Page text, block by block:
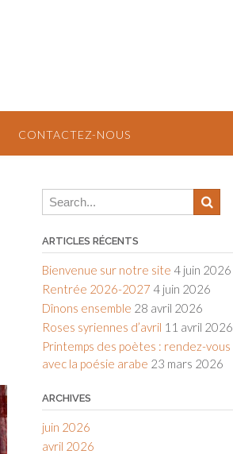
CONTACTEZ-NOUS
ARTICLES RÉCENTS
Bienvenue sur notre site 4 juin 2026
Rentrée 2026-2027 4 juin 2026
Dînons ensemble 28 avril 2026
Roses syriennes d’avril 11 avril 2026
Printemps des poètes : rendez-vous
avec la poésie arabe 23 mars 2026
ARCHIVES
juin 2026
avril 2026